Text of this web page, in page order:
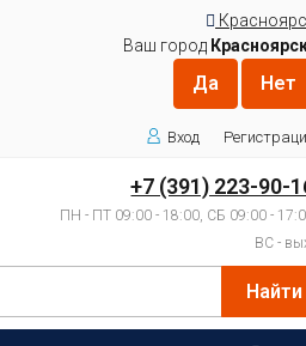
Ваш город
Вход
+7 (391) 223-90-
ПН - ПТ 09:00 - 18:00, СБ 09:00 -
ВС -
Найти